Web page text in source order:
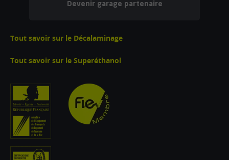
Devenir garage partenaire
Tout savoir sur le Décalaminage
Tout savoir sur le Superéthanol